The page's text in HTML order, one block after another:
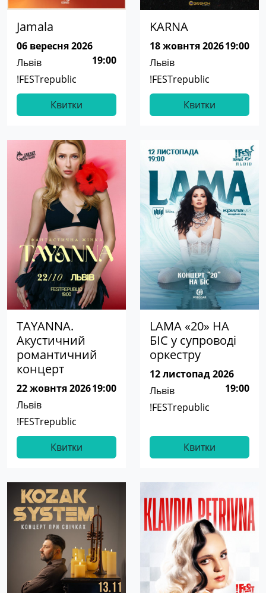
Jamala
06 вересня 2026
19:00
Львів
!FESTrepublic
Квитки
KARNA
18 жовнтя 202619:00
Львів
!FESTrepublic
Квитки
TAYANNA.
Акустичний
романтичний
концерт
22 жовнтя 202619:00
Львів
!FESTrepublic
Квитки
LAMA «20» НА
БІС у супроводі
оркестру
12 листопад 2026
19:00
Львів
!FESTrepublic
Квитки